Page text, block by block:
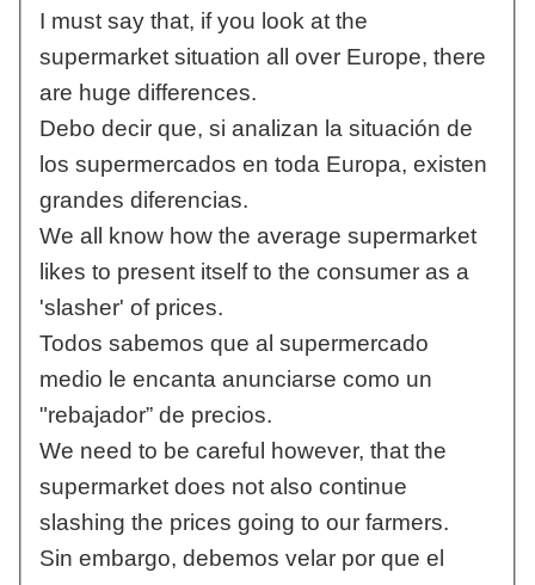
I must say that, if you look at the
supermarket situation all over Europe, there
are huge differences.
Debo decir que, si analizan la situación de
los supermercados en toda Europa, existen
grandes diferencias.
We all know how the average supermarket
likes to present itself to the consumer as a
'slasher' of prices.
Todos sabemos que al supermercado
medio le encanta anunciarse como un
"rebajador” de precios.
We need to be careful however, that the
supermarket does not also continue
slashing the prices going to our farmers.
Sin embargo, debemos velar por que el